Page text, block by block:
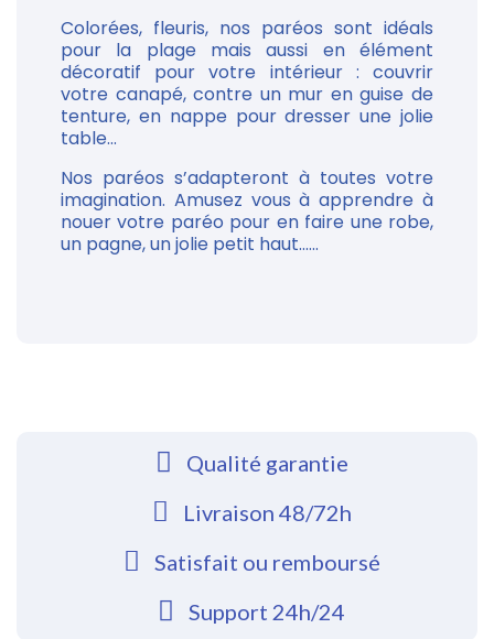
Colorées, fleuris, nos paréos sont idéals
pour la plage mais aussi en élément
décoratif pour votre intérieur : couvrir
votre canapé, contre un mur en guise de
tenture, en nappe pour dresser une jolie
table...
Nos paréos s’adapteront à toutes votre
imagination. Amusez vous à apprendre à
nouer votre paréo pour en faire une robe,
un pagne, un jolie petit haut......
Qualité garantie
Livraison 48/72h
Satisfait ou remboursé
Support 24h/24